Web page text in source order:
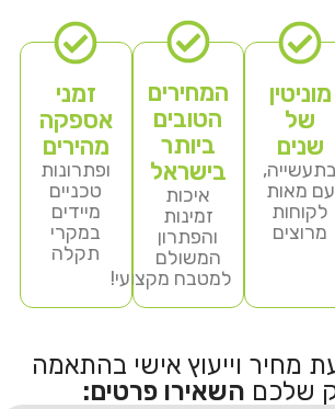
מוניטין
של
שנים
בתעשייה,
עם מאות
לקוחות
מרוצים
המחירים
הטובים
ביותר
בישראל
איכות
זמינות
והפתרון
המשולם
למטבח מקצועי!
זמני
אספקה
מהירים
ופתרונות
טכניים
מיידים
במקרי
תקלה
מחיר וייעוץ אישי בהתאמה
שלכם השאירו פרטים: